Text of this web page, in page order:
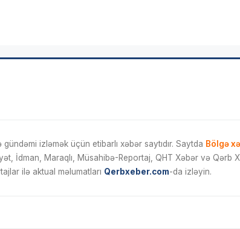
izləmək üçün etibarlı xəbər saytıdır. Saytda Bölgə
İdman, Maraqlı, Müsahibə-Reportaj, QHT Xəbər və Qərb
ilə aktual məlumatları Qerbxeber.com-da izləyin.